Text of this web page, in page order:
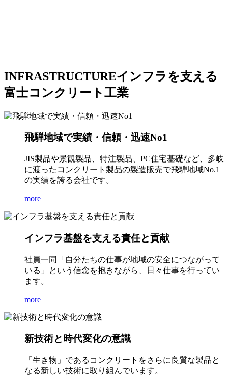
INFRASTRUCTUREインフラを支える
富士コンクリート工業
飛騨地域で実績・信頼・迅速No1
JIS製品や景観製品、特注製品、PC住宅基礎など、多岐
に渡ったコンクリート製品の製造販売で飛騨地域No.1
の実績を誇る会社です。
more
インフラ基盤を支える責任と貢献
社員一同「自分たちの仕事が地域の安全につながって
いる」という信念を抱きながら、日々仕事を行ってい
ます。
more
新技術と時代変化の意識
「生き物」であるコンクリートをさらに良質な製品と
なる新しい技術に取り組んでいます。